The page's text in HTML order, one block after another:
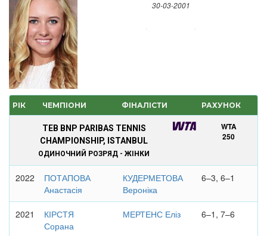
30-03-2001
РІК ЧЕМПІОНИ ФІНАЛІСТИ РАХУНОК
TEB BNP PARIBAS TENNIS
CHAMPIONSHIP, ISTANBUL
ОДИНОЧНИЙ РОЗРЯД - ЖІНКИ
WTA
250
2022
ПОТАПОВА
Анастасія
КУДЕРМЕТОВА
Вероніка
6–3, 6–1
2021
КІРСТЯ
Сорана
МЕРТЕНС Еліз 6–1, 7–6